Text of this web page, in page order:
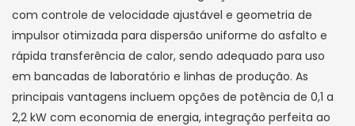
com controle de velocidade ajustável e geometria de
impulsor otimizada para dispersão uniforme do asfalto e
rápida transferência de calor, sendo adequado para uso
em bancadas de laboratório e linhas de produção. As
principais vantagens incluem opções de potência de 0,1 a
2,2 kW com economia de energia, integração perfeita ao